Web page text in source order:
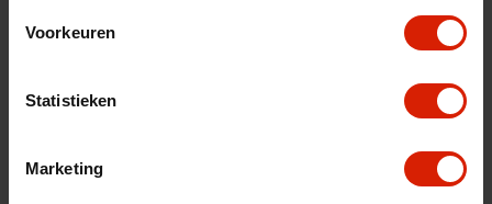
Voorkeuren
Statistieken
Marketing